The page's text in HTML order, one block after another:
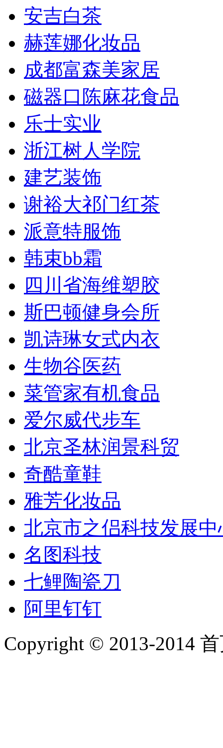
安吉白茶
赫莲娜化妆品
成都富森美家居
磁器口陈麻花食品
乐士实业
浙江树人学院
建艺装饰
谢裕大祁门红茶
派意特服饰
韩束bb霜
四川省海维塑胶
斯巴顿健身会所
凯诗琳女式内衣
生物谷医药
菜管家有机食品
爱尔威代步车
北京圣林润景科贸
奇酷童鞋
雅芳化妆品
北京市之侣科技发展中
名图科技
七鲤陶瓷刀
阿里钉钉
Copyright © 2013-2014